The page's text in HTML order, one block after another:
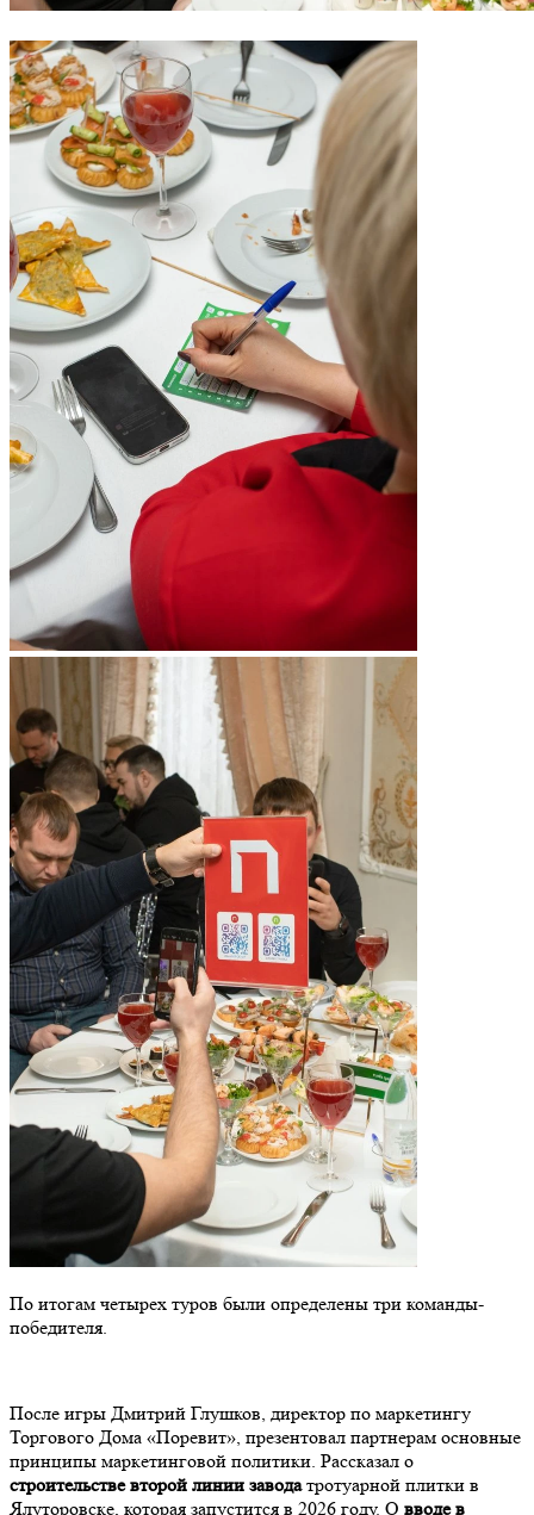
По итогам четырех туров были определены три команды-
победителя.
После игры Дмитрий Глушков, директор по маркетингу
Торгового Дома «Поревит», презентовал партнерам основные
принципы маркетинговой политики. Рассказал о
строительствевторой линии заводатротуарной плитки в
Ялуторовске, которая запустится в 2026 году. О вводе в